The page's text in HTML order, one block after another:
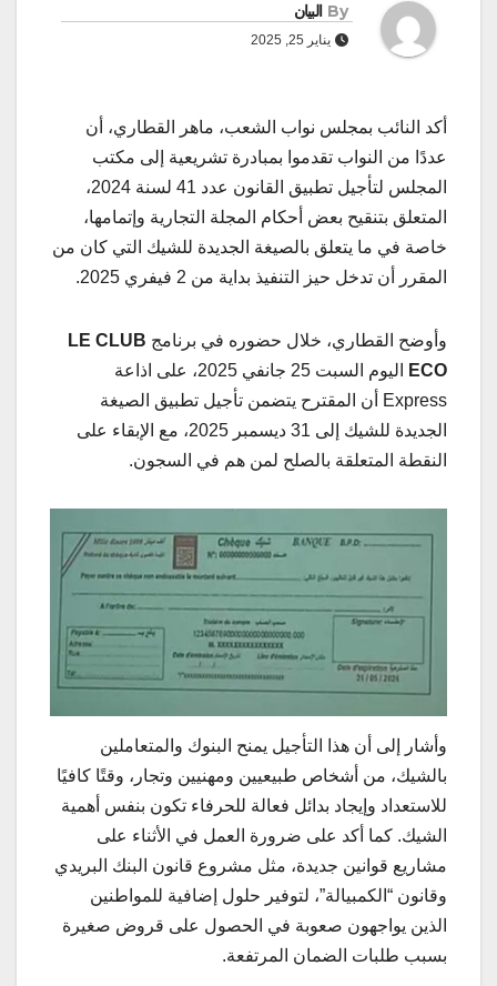
By البيان
يناير 25, 2025
أكد النائب بمجلس نواب الشعب، ماهر القطاري، أن
عددًا من النواب تقدموا بمبادرة تشريعية إلى مكتب
المجلس لتأجيل تطبيق القانون عدد 41 لسنة 2024،
المتعلق بتنقيح بعض أحكام المجلة التجارية وإتمامها،
خاصة في ما يتعلق بالصيغة الجديدة للشيك التي كان من
المقرر أن تدخل حيز التنفيذ بداية من 2 فيفري 2025.
وأوضح القطاري، خلال حضوره في برنامج LE CLUB
ECO
اليوم السبت 25 جانفي 2025، على اذاعة
Express أن المقترح يتضمن تأجيل تطبيق الصيغة
الجديدة للشيك إلى 31 ديسمبر 2025، مع الإبقاء على
النقطة المتعلقة بالصلح لمن هم في السجون.
وأشار إلى أن هذا التأجيل يمنح البنوك والمتعاملين
بالشيك، من أشخاص طبيعيين ومهنيين وتجار، وقتًا كافيًا
للاستعداد وإيجاد بدائل فعالة للحرفاء تكون بنفس أهمية
الشيك. كما أكد على ضرورة العمل في الأثناء على
مشاريع قوانين جديدة، مثل مشروع قانون البنك البريدي
وقانون “الكمبيالة”، لتوفير حلول إضافية للمواطنين
الذين يواجهون صعوبة في الحصول على قروض صغيرة
بسبب طلبات الضمان المرتفعة.